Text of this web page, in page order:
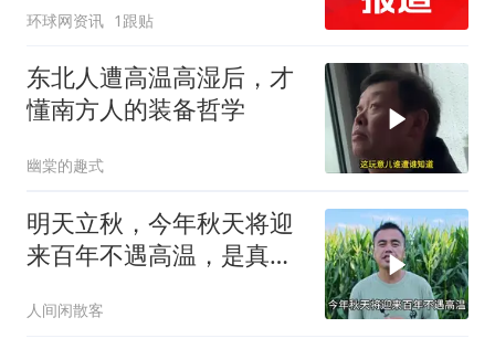
环球网资讯 1跟贴
东北人遭高温高湿后，才
懂南方人的装备哲学
幽棠的趣式
明天立秋，今年秋天将迎
来百年不遇高温，是真的
人间闲散客